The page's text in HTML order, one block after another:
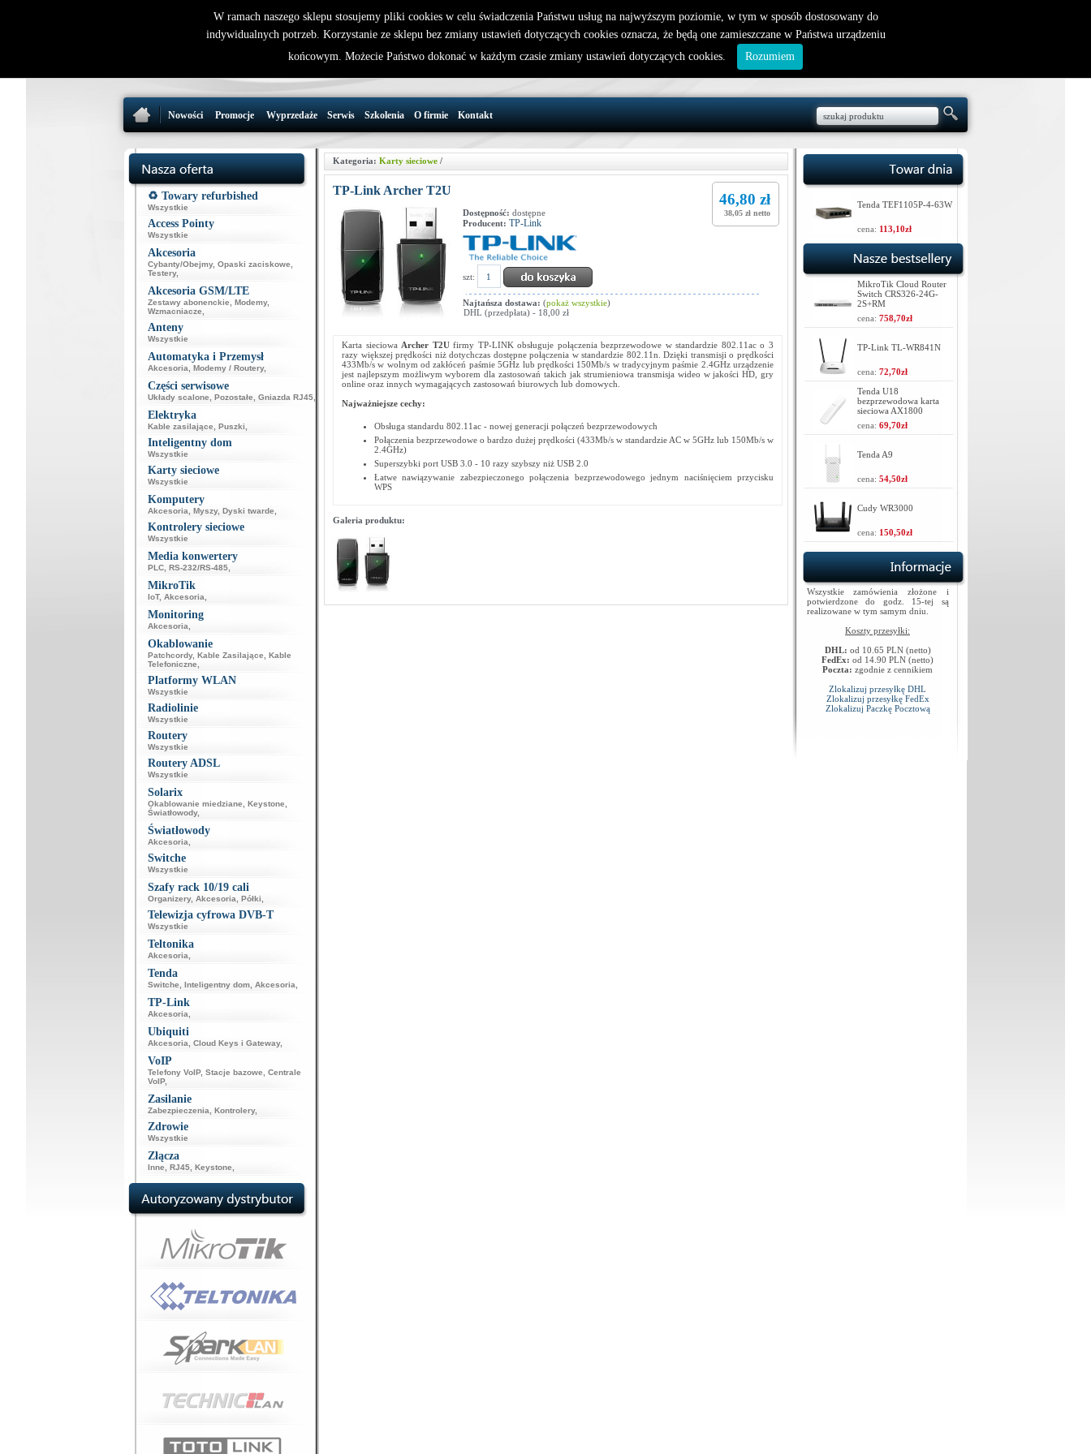
nowy klient
32 721 86 72
support@wirelesslan.com.pl
W koszyku jest 0 produktów(y)
Nowości Promocje Wyprzedaże Serwis Szkolenia O firmie Kontakt
♻️ Towary refurbished
Wszystkie
Access Pointy
Wszystkie
Akcesoria
Cybanty/Obejmy, Opaski zaciskowe
Testery,
Akcesoria GSM/LTE
Zestawy abonenckie Modemy,
Wzmacniacze
Anteny
Wszystkie
Automatyka i Przemysł
Akcesoria Modemy / Routery,
Części serwisowe
Układy scalone Pozostałe Gniazda RJ45,
Elektryka
Kable zasilające Puszki
Inteligentny dom
Wszystkie
Karty sieciowe
Wszystkie
Komputery
Akcesoria Myszy, Dyski twarde
Kontrolery sieciowe
Wszystkie
Media konwertery
PLC, RS-232/RS-485,
MikroTik
IoT, Akcesoria
Monitoring
Akcesoria
Okablowanie
Patchcordy, Kable Zasilające
Kable
Telefoniczne
Platformy WLAN
Wszystkie
Radiolinie
Wszystkie
Routery
Wszystkie
Routery ADSL
Wszystkie
Solarix
Okablowanie miedziane Keystone
Światłowody,
Światłowody
Akcesoria
Switche
Wszystkie
Szafy rack 10/19 cali
Organizery, Akcesoria Półki
Telewizja cyfrowa DVB-T
Wszystkie
Teltonika
Akcesoria
Tenda
Switche Inteligentny dom, Akcesoria
TP-Link
Akcesoria
Ubiquiti
Akcesoria Cloud Keys i Gateway,
VoIP
Telefony VoIP, Stacje bazowe
Centrale
VoIP,
Zasilanie
Zabezpieczenia Kontrolery,
Zdrowie
Wszystkie
Złącza
Inne RJ45, Keystone
Kategoria: Karty sieciowe /
TP-Link Archer T2U
46,80 zł
38,05 zł netto
Dostępność: dostępne
Producent: TP-Link
szt:
Najtańsza dostawa: (pokaż wszystkie)
DHL (przedpłata) - 18,00 zł
Karta sieciowa Archer T2Ufirmy TP-LINK obsługuje połączenia bezprzewodowe w standardzie 802.11ac o 3
razy większej prędkości niż dotychczas dostępne połączenia w standardzie 802.11n. Dzięki transmisji o prędkości
433Mb/s w wolnym od zakłóceń paśmie 5GHz lub prędkości 150Mb/s w tradycyjnym paśmie 2.4GHz urządzenie
jest najlepszym możliwym wyborem dla zastosowań takich jak strumieniowa transmisja wideo w jakości HD, gry
online oraz innych wymagających zastosowań biurowych lub domowych.
Najważniejsze cechy:
Obsługa standardu 802.11ac - nowej generacji połączeń bezprzewodowych
Połączenia bezprzewodowe o bardzo dużej prędkości (433Mb/s w standardzie AC w 5GHz lub 150Mb/s w
2.4GHz)
Superszybki port USB 3.0 - 10 razy szybszy niż USB 2.0
Łatwe nawiązywanie zabezpieczonego połączenia bezprzewodowego jednym naciśnięciem przycisku
WPS
Galeria produktu:
Tenda TEF1105P-4-63W
cena: 113,10zł
MikroTik Cloud Router
Switch CRS326-24G-
2S+RM
cena: 758,70zł
TP-Link TL-WR841N
cena: 72,70zł
Tenda U18
bezprzewodowa karta
sieciowa AX1800
cena: 69,70zł
Tenda A9
cena: 54,50zł
Cudy WR3000
cena: 150,50zł
Wszystkie zamówienia złożone i
potwierdzone do godz. 15-tej są
realizowane w tym samym dniu.
Koszty przesyłki:
DHL: od 10.65 PLN (netto)
FedEx: od 14.90 PLN (netto)
Poczta: zgodnie z cennikiem
Zlokalizuj przesyłkę DHL
Zlokalizuj przesyłkę FedEx
Zlokalizuj Paczkę Pocztową
W ramach naszego sklepu stosujemy pliki cookies w celu świadczenia Państwu usług na najwyższym poziomie, w tym w sposób dostosowany do
indywidualnych potrzeb. Korzystanie ze sklepu bez zmiany ustawień dotyczących cookies oznacza, że będą one zamieszczane w Państwa urządzeniu
końcowym. Możecie Państwo dokonać w każdym czasie zmiany ustawień dotyczących cookies.
Rozumiem